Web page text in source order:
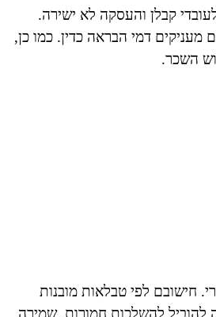
קבלן והעסקה לא ישירה.
מעניקים דמי הבראה כדין. כמו כן,
השכר.
חישובם לפי טבלאות מובנות
להוביל להשלכות חמורות. שמירה